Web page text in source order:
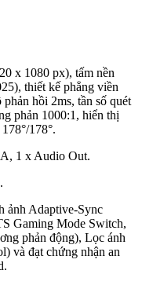
x 1080 px), tấm nền
thiết kế phẳng viền
hồi 2ms, tần số quét
phản 1000:1, hiển thị
178°.
1 x Audio Out.
ảnh Adaptive-Sync
Gaming Mode Switch,
phản động), Lọc ánh
và đạt chứng nhận an